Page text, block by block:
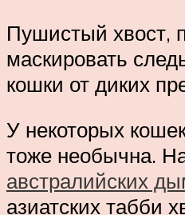
Пушистый хвост,
маскировать
кошки от диких
У некоторых
тоже необычна.
австралийских
азиатских табби